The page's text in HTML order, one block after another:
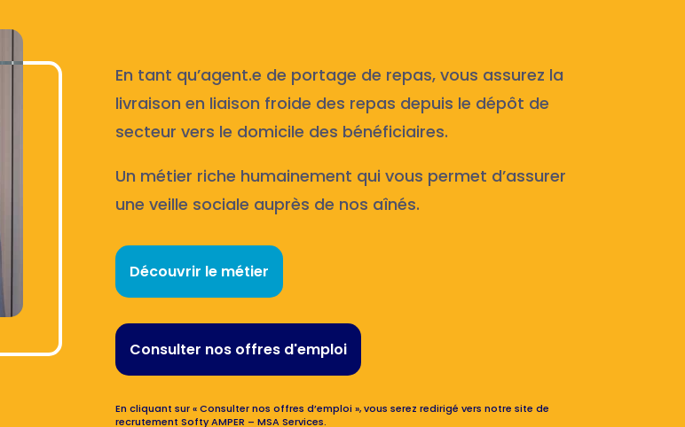
En tant qu’agent.e de portage de repas, vous assurez la
livraison en liaison froide des repas depuis le dépôt de
secteur vers le domicile des bénéficiaires.
Un métier riche humainement qui vous permet d’assurer
une veille sociale auprès de nos aînés.
Découvrir le métier
Consulter nos offres d'emploi
En cliquant sur « Consulter nos offres d’emploi », vous serez redirigé vers notre site de
recrutement Softy AMPER – MSA Services.